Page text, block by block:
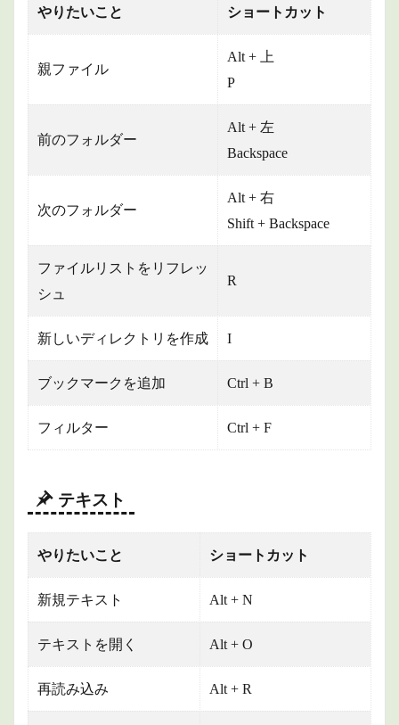
やりたいこと ショートカット
親ファイル
Alt + 上
P
前のフォルダー
Alt + 左
Backspace
次のフォルダー
Alt + 右
Shift + Backspace
ファイルリストをリフレッ
シュ
R
新しいディレクトリを作成 I
ブックマークを追加 Ctrl + B
フィルター Ctrl + F
テキスト
やりたいこと ショートカット
新規テキスト Alt + N
テキストを開く Alt + O
再読み込み Alt + R